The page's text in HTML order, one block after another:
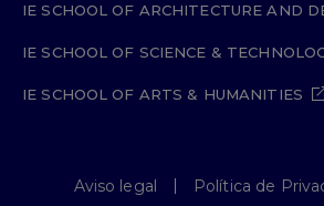
IE SCHOOL OF ARCHITECTURE AND
IE SCHOOL OF SCIENCE &
IE SCHOOL OF ARTS & HUMANITIES
Aviso legal Política de